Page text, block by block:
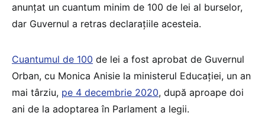
anunțat un cuantum minim de 100 de lei al burselor,
dar Guvernul a retras declarațiile acesteia.
Cuantumul de 100 de lei a fost aprobat de Guvernul
Orban, cu Monica Anisie la ministerul Educației, un an
mai târziu, pe 4 decembrie 2020, după aproape doi
ani de la adoptarea în Parlament a legii.